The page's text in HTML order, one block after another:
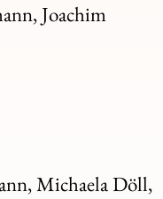
Joachim
Michaela Döll,